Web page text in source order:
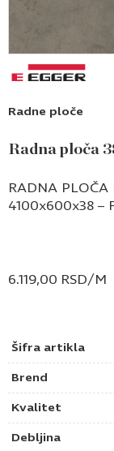
Radne ploče
Radna ploča
Šifra artikla
Brend
Kvalitet
Debljina
RADNA PLOČA
4100x600x38 –
6.119,00 RSD/M